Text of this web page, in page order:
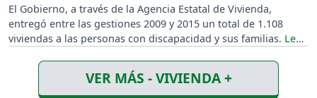
El Gobierno, a través de la Agencia Estatal de Vivienda,
entregó entre las gestiones 2009 y 2015 un total de 1.108
viviendas a las personas con discapacidad y sus familias.
VER MÁS - VIVIENDA +